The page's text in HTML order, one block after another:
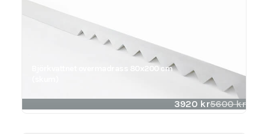
Björkvattnet overmadrass 80x200 cm
5600kr
3920 kr